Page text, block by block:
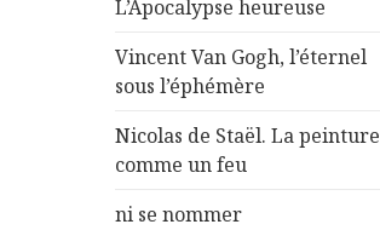
L’Apocalypse heureuse
Vincent Van Gogh, l’éternel
sous l’éphémère
Nicolas de Staël. La peinture
comme un feu
ni se nommer